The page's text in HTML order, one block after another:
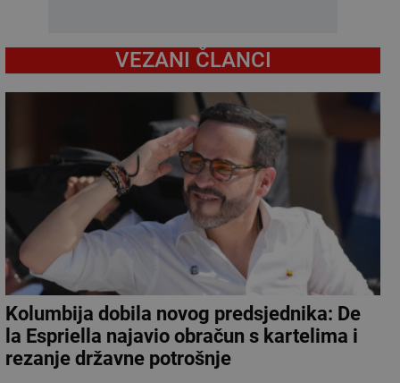
VEZANI ČLANCI
Kolumbija dobila novog predsjednika: De
la Espriella najavio obračun s kartelima i
rezanje državne potrošnje